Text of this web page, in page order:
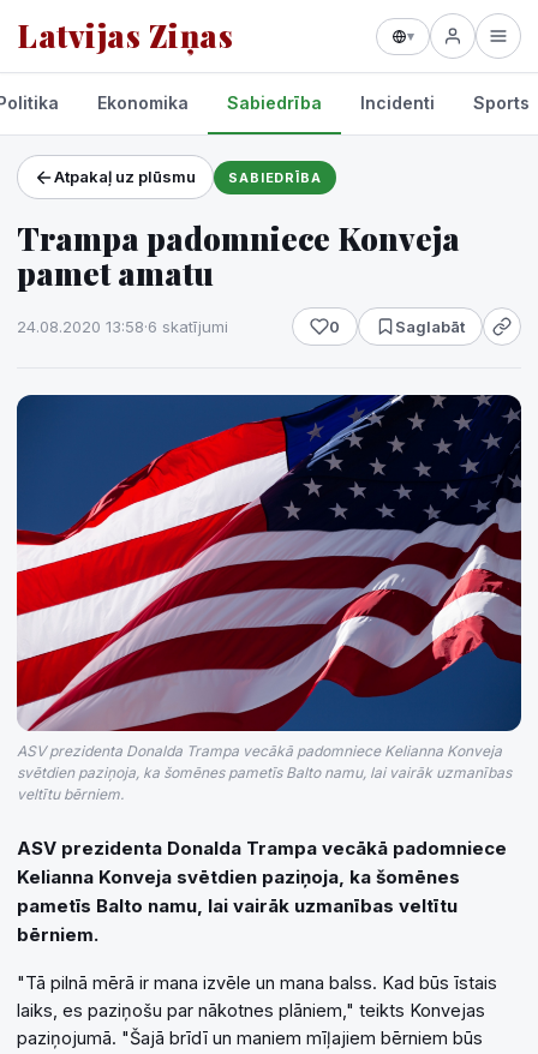
Latvijas Ziņas ▾
Projekti un pakalpojumi
Laikapstākļi
Ekonomika Sabiedrība Incidenti Sports
Atpakaļ uz plūsmu SABIEDRĪBA
Trampa padomniece Konveja
pamet amatu
24.08.2020 13:58·6 skatījumi 0 Saglabāt
ASV prezidenta Donalda Trampa vecākā padomniece Kelianna Konveja
svētdien paziņoja, ka šomēnes pametīs Balto namu, lai vairāk uzmanības
veltītu bērniem.
ASV prezidenta Donalda Trampa vecākā padomniece
Kelianna Konveja svētdien paziņoja, ka šomēnes
pametīs Balto namu, lai vairāk uzmanības veltītu
bērniem.
"Tā pilnā mērā ir mana izvēle un mana balss. Kad būs īstais
laiks, es paziņošu par nākotnes plāniem," teikts Konvejas
paziņojumā. "Šajā brīdī un maniem mīļajiem bērniem būs